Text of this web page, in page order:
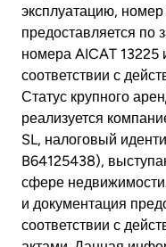
эксплуатацию,
предоставляется по
номера AICAT 13225
соответствии с
Статус крупного
реализуется
SL, налоговый
B64125438),
сфере
и документация
соответствии с